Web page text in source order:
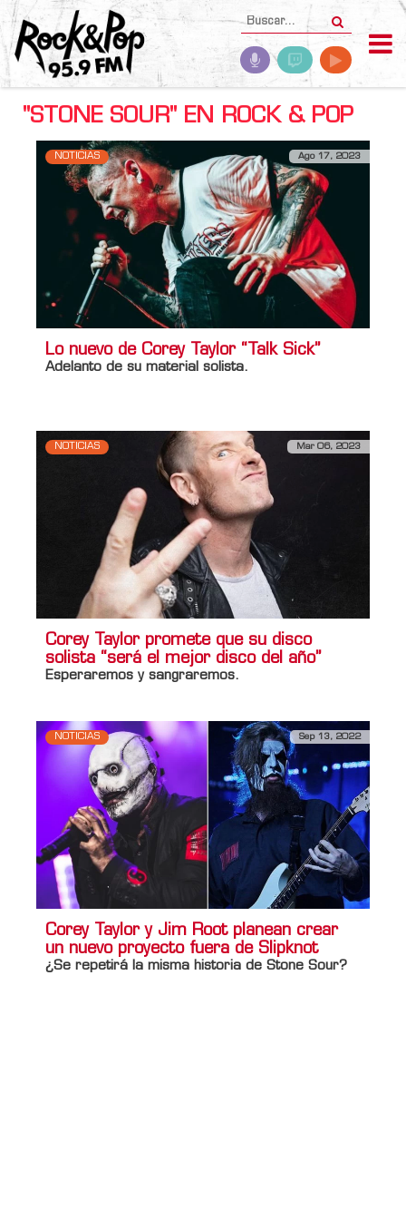
"STONE SOUR" EN ROCK & POP
NOTICIAS Ago 17, 2023
Lo nuevo de Corey Taylor “Talk Sick”
Adelanto de su material solista.
NOTICIAS Mar 06, 2023
Corey Taylor promete que su disco
solista “será el mejor disco del año”
Esperaremos y sangraremos.
NOTICIAS Sep 13, 2022
Corey Taylor y Jim Root planean crear
un nuevo proyecto fuera de Slipknot
¿Se repetirá la misma historia de Stone Sour?